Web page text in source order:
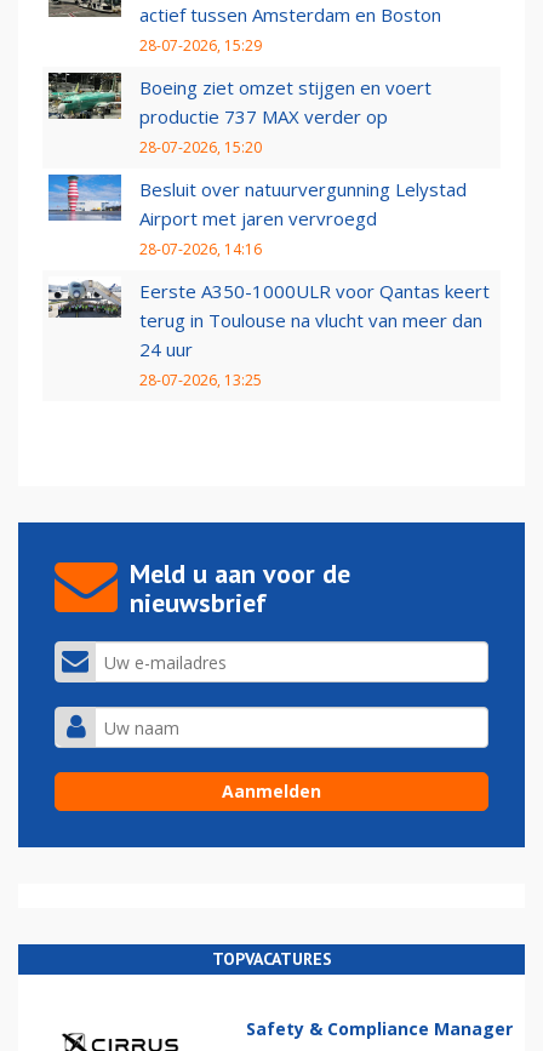
actief tussen Amsterdam en Boston
28-07-2026, 15:29
Boeing ziet omzet stijgen en voert
productie 737 MAX verder op
28-07-2026, 15:20
Besluit over natuurvergunning Lelystad
Airport met jaren vervroegd
28-07-2026, 14:16
Eerste A350-1000ULR voor Qantas keert
terug in Toulouse na vlucht van meer dan
24 uur
28-07-2026, 13:25
Meld u aan voor de
nieuwsbrief
TOPVACATURES
Safety & Compliance Manager